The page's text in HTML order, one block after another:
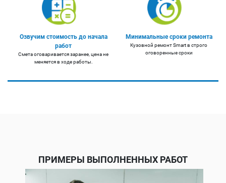
Озвучим стоимость до начала
работ
Смета оговаривается заранее, цена не
меняется в ходе работы.
Минимальные сроки ремонта
Кузовной ремонт Smart в строго
оговоренные сроки
ПРИМЕРЫ ВЫПОЛНЕННЫХ РАБОТ